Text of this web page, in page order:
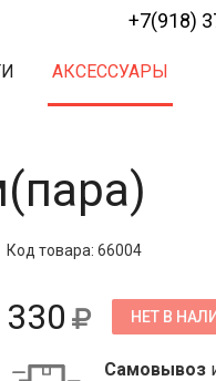
+7(918)
АКСЕССУАРЫ
Код товара: 66004
330 НЕТ В
Самовывоз